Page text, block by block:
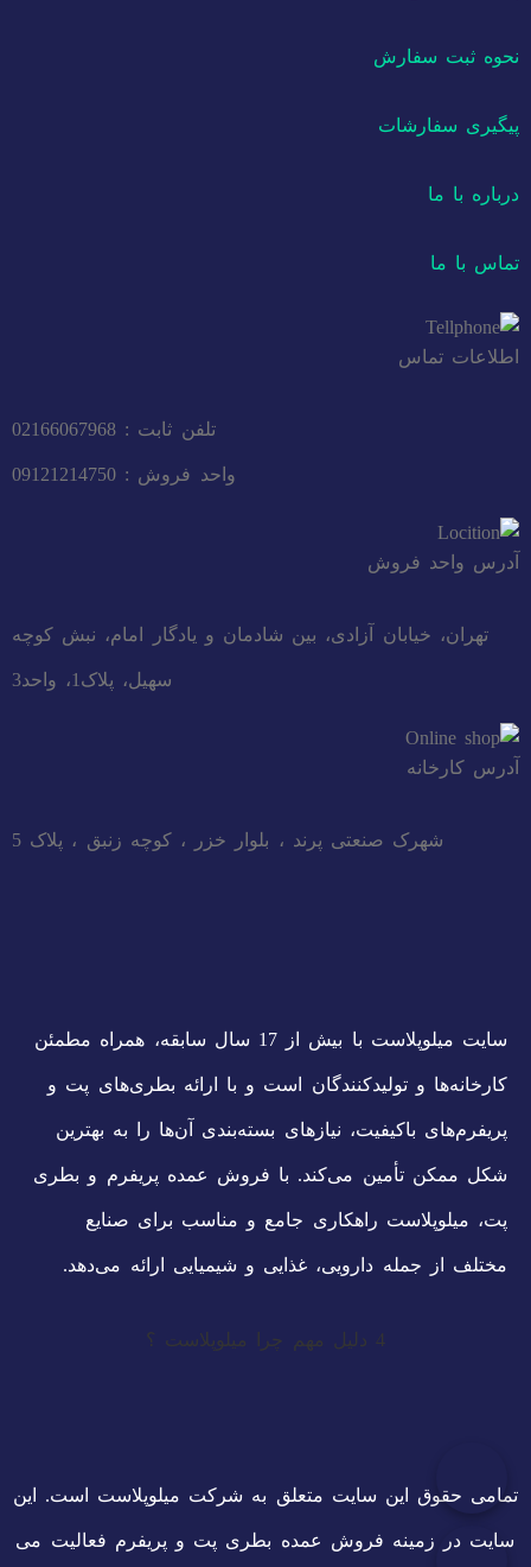
نحوه ثبت سفارش
پیگیری سفارشات
درباره با ما
تماس با ما
اطلاعات تماس
تلفن ثابت : 02166067968
واحد فروش : 09121214750
آدرس واحد فروش
تهران، خیابان آزادی، بین شادمان و یادگار امام، نبش کوچه
سهیل، پلاک1، واحد3
آدرس کارخانه
شهرک صنعتی پرند ، بلوار خزر ، کوچه زنبق ، پلاک 5
سایت میلوپلاست با بیش از 17 سال سابقه، همراه مطمئن
کارخانه‌ها و تولیدکنندگان است و با ارائه بطری‌های پت و
پریفرم‌های باکیفیت، نیازهای بسته‌بندی آن‌ها را به بهترین
شکل ممکن تأمین می‌کند. با فروش عمده پریفرم و بطری
پت، میلوپلاست راهکاری جامع و مناسب برای صنایع
مختلف از جمله دارویی، غذایی و شیمیایی ارائه می‌دهد.
4 دلیل مهم چرا میلوپلاست ؟
تمامی حقوق این سایت متعلق به شرکت میلوپلاست است. این
سایت در زمینه فروش عمده بطری پت و پریفرم فعالیت می